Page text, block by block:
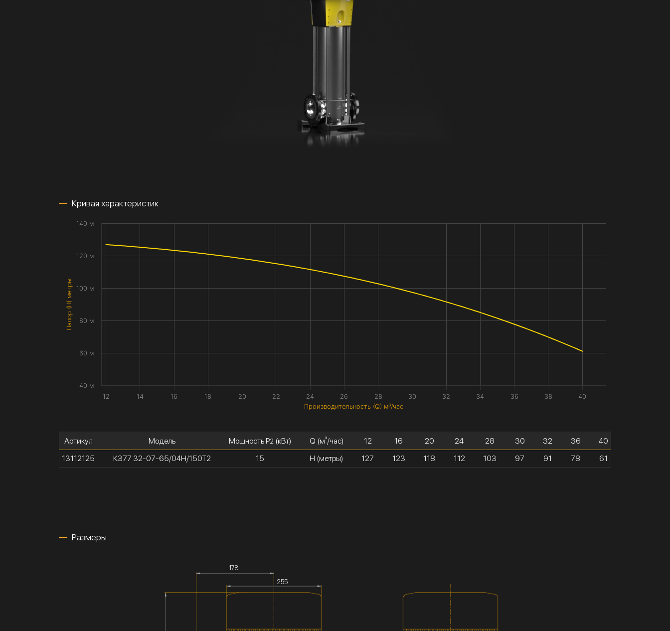
Кривая характеристик
Производительность (Q) м³/час
Напор (H) метры
12 14 16 18 20 22 24 26 28 30 32 34 36 38 40
40 м
60 м
80 м
100 м
120 м
140 м
Артикул
13112125
Модель
К377 32-07-65/04Н/150Т2
Мощность P2 (кВт)
15
Q (м³/час)
H (метры)
12
127
16
123
20
118
24
112
28
103
30
97
32
91
36
78
40
61
Размеры
178
255